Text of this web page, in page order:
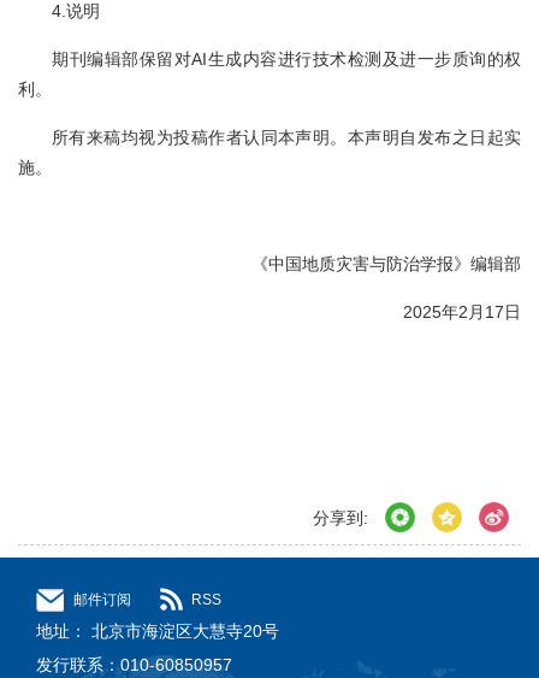
4.说明
期刊编辑部保留对AI生成内容进行技术检测及进一步质询的权
利。
所有来稿均视为投稿作者认同本声明。本声明自发布之日起实
施。
《中国地质灾害与防治学报》编辑部
2025年2月17日
分享到:
邮件订阅 RSS
地址： 北京市海淀区大慧寺20号
发行联系：010-60850957